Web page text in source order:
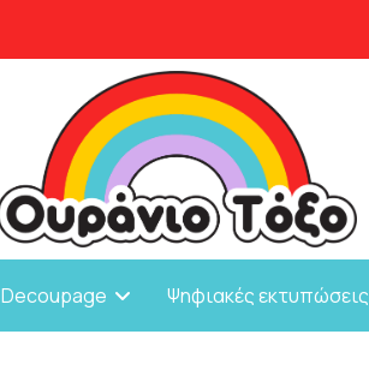
Decoupage Ψηφιακές εκτυπώσεις